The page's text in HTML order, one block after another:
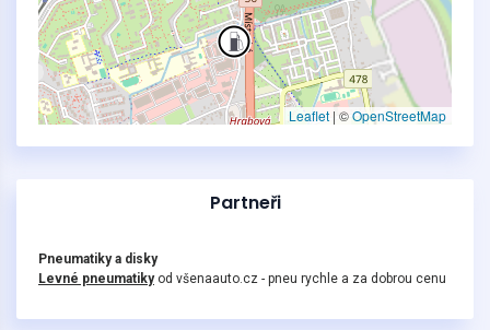
Leaflet | ©OpenStreetMap
Partneři
Pneumatiky a disky
Levné pneumatikyod všenaauto.cz - pneu rychle a za dobrou cenu